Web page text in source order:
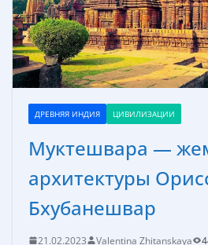
ДРЕВНЯЯ ИНДИЯ ЦИВИЛИЗАЦИИ
Муктешвара —
архитектуры
Бхубанешвар
21.02.2023 Valentina Zhitanskaya